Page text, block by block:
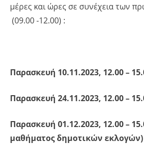
μέρες και ώρες σε συνέχεια των
(09.00 -12.00) :
Παρασκευή 10.11.2023, 12.00 –
Παρασκευή 24.11.2023, 12.00 –
Παρασκευή 01.12.2023, 12.00 –
μαθήματος δημοτικών εκλογών)